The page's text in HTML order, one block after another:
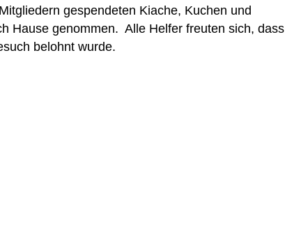
gespendeten Kiache, Kuchen und
Hause genommen. Alle Helfer freuten sich, dass
belohnt wurde.